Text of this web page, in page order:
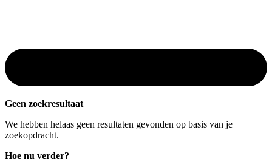
Geen zoekresultaat
We hebben helaas geen resultaten gevonden op basis van je
zoekopdracht.
Hoe nu verder?